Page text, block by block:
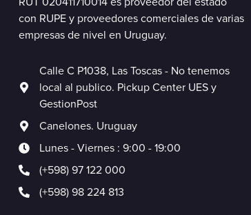
con RUPE y proveedores comerciales de varias
empresas de nivel en Uruguay.
Calle C P1038, Las Toscas - No tenemos
local al publico. Pickup Center UES y
GestionPost
Canelones. Uruguay
Lunes - Viernes : 9:00 - 19:00
(+598) 97 122 000
(+598) 98 224 813